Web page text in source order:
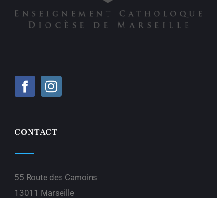
CONTACT
55 Route des Camoins
13011 Marseille